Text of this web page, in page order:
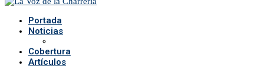
Portada
Noticias
Cobertura
Artículos